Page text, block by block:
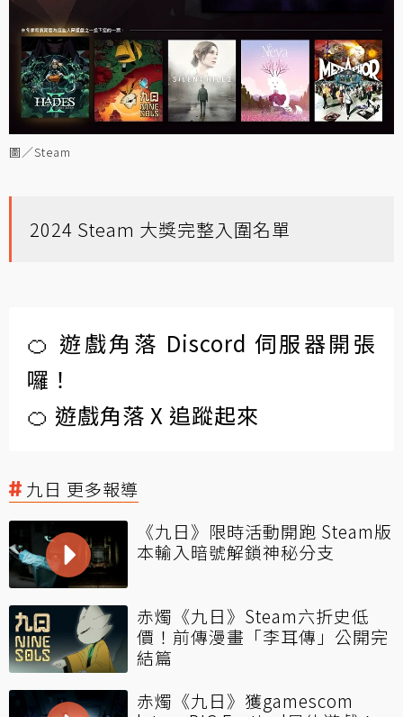
圖／Steam
2024 Steam 大獎完整入圍名單
🍊 遊戲角落 Discord 伺服器開張
囉！
🍊 遊戲角落 X 追蹤起來
九日 更多報導
《九日》限時活動開跑 Steam版
本輸入暗號解鎖神秘分支
赤燭《九日》Steam六折史低
價！前傳漫畫「李耳傳」公開完
結篇
赤燭《九日》獲gamescom